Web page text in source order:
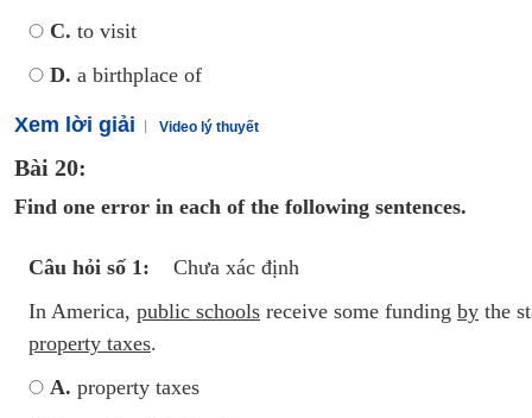
C. to visit
D. a birthplace of
Xem lời giải Video lý thuyết
Bài 20:
Find one error in each of the following sentences.
Câu hỏi số 1:
Chưa xác định
In America, public schools receive some funding by the
property taxes.
A. property taxes